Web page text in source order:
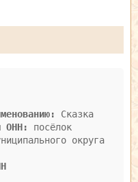
ОНН:
посёлок
округа